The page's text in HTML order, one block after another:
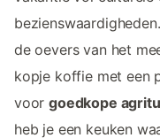
de oevers van het
kopje koffie met een
voorgoedkope
heb je een keuken